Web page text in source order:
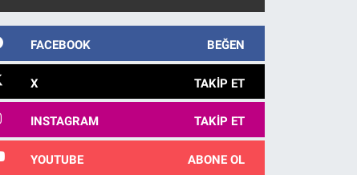
FACEBOOK BEĞEN
X TAKIP ET
INSTAGRAM TAKIP ET
YOUTUBE ABONE OL